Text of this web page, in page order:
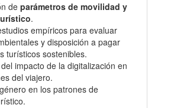
de parámetros de movilidad y
.
empíricos para evaluar
y disposición a pagar
turísticos sostenibles.
impacto de la digitalización en
del viajero.
en los patrones de